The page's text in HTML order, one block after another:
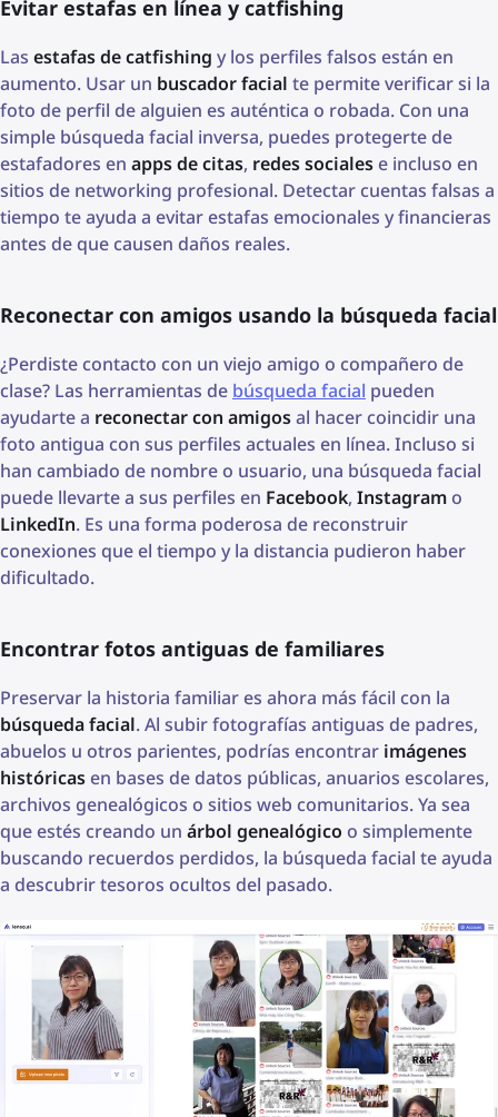
Evitar estafas en línea y catfishing
Las estafas de catfishing y los perfiles falsos están en
aumento. Usar un buscador facial te permite verificar si la
foto de perfil de alguien es auténtica o robada. Con una
simple búsqueda facial inversa, puedes protegerte de
estafadores en apps de citas, redes socialese incluso en
sitios de networking profesional. Detectar cuentas falsas a
tiempo te ayuda a evitar estafas emocionales y financieras
antes de que causen daños reales.
Reconectar con amigos usando la búsqueda facial
¿Perdiste contacto con un viejo amigo o compañero de
clase? Las herramientas de búsqueda facial pueden
ayudarte a reconectar con amigosal hacer coincidir una
foto antigua con sus perfiles actuales en línea. Incluso si
han cambiado de nombre o usuario, una búsqueda facial
puede llevarte a sus perfiles en Facebook, Instagramo
LinkedIn. Es una forma poderosa de reconstruir
conexiones que el tiempo y la distancia pudieron haber
dificultado.
Encontrar fotos antiguas de familiares
Preservar la historia familiar es ahora más fácil con la
búsqueda facial. Al subir fotografías antiguas de padres,
abuelos u otros parientes, podrías encontrar imágenes
históricasen bases de datos públicas, anuarios escolares,
archivos genealógicos o sitios web comunitarios. Ya sea
que estés creando un árbol genealógico o simplemente
buscando recuerdos perdidos, la búsqueda facial te ayuda
a descubrir tesoros ocultos del pasado.